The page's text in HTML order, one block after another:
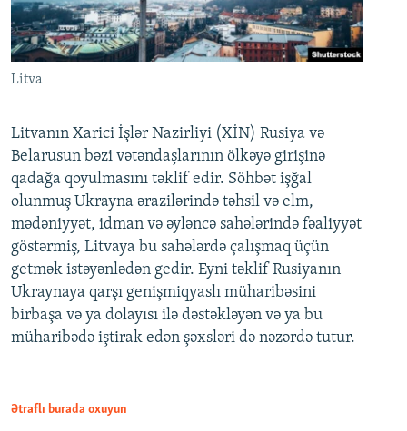
Litva
Litvanın Xarici İşlər Nazirliyi (XİN) Rusiya və
Belarusun bəzi vətəndaşlarının ölkəyə girişinə
qadağa qoyulmasını təklif edir. Söhbət işğal
olunmuş Ukrayna ərazilərində təhsil və elm,
mədəniyyət, idman və əyləncə sahələrində fəaliyyət
göstərmiş, Litvaya bu sahələrdə çalışmaq üçün
getmək istəyənlədən gedir. Eyni təklif Rusiyanın
Ukraynaya qarşı genişmiqyaslı müharibəsini
birbaşa və ya dolayısı ilə dəstəkləyən və ya bu
müharibədə iştirak edən şəxsləri də nəzərdə tutur.
Ətraflı burada oxuyun